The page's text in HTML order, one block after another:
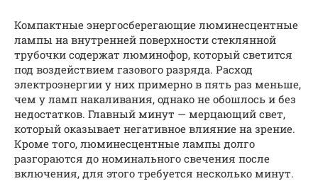
Компактные энергосберегающие люминесцентные
лампы на внутренней поверхности стеклянной
трубочки содержат люминофор, который светится
под воздействием газового разряда. Расход
электроэнергии у них примерно в пять раз меньше,
чем у ламп накаливания, однако не обошлось и без
недостатков. Главный минут — мерцающий свет,
который оказывает негативное влияние на зрение.
Кроме того, люминесцентные лампы долго
разгораются до номинального свечения после
включения, для этого требуется несколько минут.